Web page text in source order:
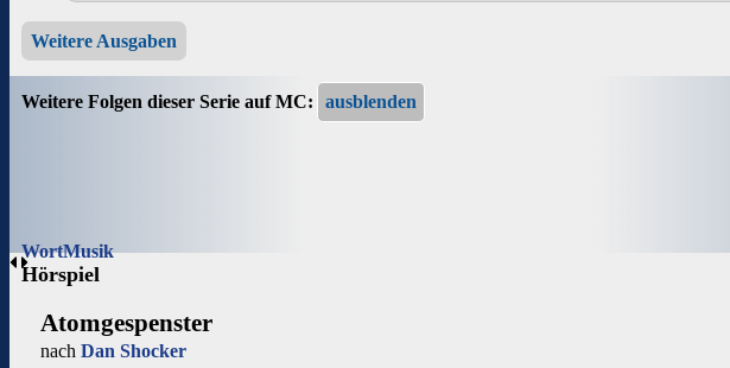
Weitere Ausgaben
Weitere Folgen dieser Serie auf MC:
WortMusik
Hörspiel
Atomgespenster
nach Dan Shocker